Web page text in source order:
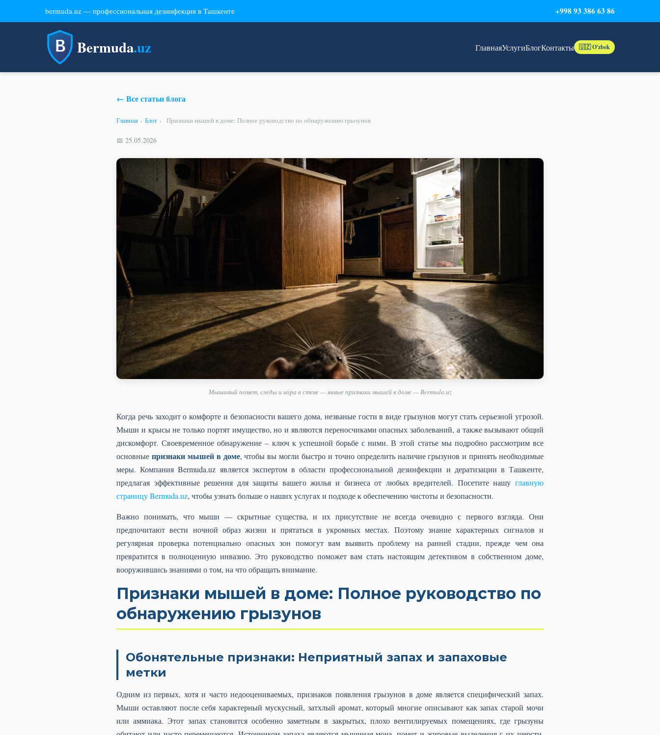
bermuda.uz — профессиональная дезинфекция в Ташкенте +998 93 386 63 86
Bermuda.uz ГлавнаяУслугиБлогКонтакты 🇺🇿 O'zbek
← Все статьи блога
Главная › Блог › Признаки мышей в доме: Полное руководство по обнаружению грызунов
📅 25.05.2026
Мышиный помет, следы и нора в стене — явные признаки мышей в доме — Bermuda.uz
Когда речь заходит о комфорте и безопасности вашего дома, незваные гости в виде грызунов могут стать серьезной угрозой.
Мыши и крысы не только портят имущество, но и являются переносчиками опасных заболеваний, а также вызывают общий
дискомфорт. Своевременное обнаружение – ключ к успешной борьбе с ними. В этой статье мы подробно рассмотрим все
основные признаки мышей в доме, чтобы вы могли быстро и точно определить наличие грызунов и принять необходимые
меры. Компания Bermuda.uz является экспертом в области профессиональной дезинфекции и дератизации в Ташкенте,
предлагая эффективные решения для защиты вашего жилья и бизнеса от любых вредителей. Посетите нашу главную
страницу Bermuda.uz, чтобы узнать больше о наших услугах и подходе к обеспечению чистоты и безопасности.
Важно понимать, что мыши — скрытные существа, и их присутствие не всегда очевидно с первого взгляда. Они
предпочитают вести ночной образ жизни и прятаться в укромных местах. Поэтому знание характерных сигналов и
регулярная проверка потенциально опасных зон помогут вам выявить проблему на ранней стадии, прежде чем она
превратится в полноценную инвазию. Это руководство поможет вам стать настоящим детективом в собственном доме,
вооружившись знаниями о том, на что обращать внимание.
Признаки мышей в доме: Полное руководство по
обнаружению грызунов
Обонятельные признаки: Неприятный запах и запаховые
метки
Одним из первых, хотя и часто недооцениваемых, признаков появления грызунов в доме является специфический запах.
Мыши оставляют после себя характерный мускусный, затхлый аромат, который многие описывают как запах старой мочи
или аммиака. Этот запах становится особенно заметным в закрытых, плохо вентилируемых помещениях, где грызуны